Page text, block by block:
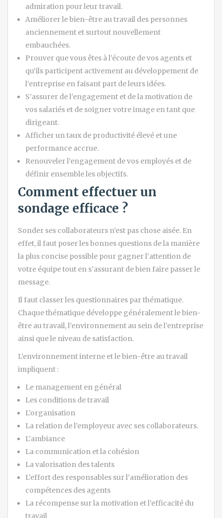
admiration pour leur travail.
Améliorer le bien-être au travail des personnes
anciennement et surtout nouvellement
embauchées.
Prouver que vous êtes à l’écoute de vos agents et
qu’ils participent activement au développement de
l’entreprise en faisant part de leurs idées.
S’assurer de l’engagement et de la motivation de
vos salariés et de soigner votre image en tant que
dirigeant.
Afficher un taux de productivité élevé et une
performance accrue.
Renouveler l’engagement de vos employés et de
définir ensemble les objectifs.
Comment effectuer un
sondage efficace ?
Sonder ses collaborateurs n’est pas chose aisée. En
effet, il faut poser les bonnes questions de la manière
la plus concise possible pour gagner l’attention de
votre équipe tout en s’assurant de bien faire passer le
message.
Il faut classer les questionnaires par thématique.
Chaque thématique développe généralement le bien-
être au travail, l’environnement au sein de l’entreprise
ainsi que le niveau de satisfaction.
L’environnement interne et le bien-être au travail
impliquent :
Le management en général
Les conditions de travail
L’organisation
La relation de l’employeur avec ses collaborateurs.
L’ambiance
La communication et la cohésion
La valorisation des talents
L’effort des responsables sur l’amélioration des
compétences des agents
La récompense sur la motivation et l’efficacité du
travail